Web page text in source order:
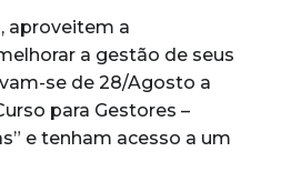
aproveitem a
a gestão de seus
se de 28/Agosto a
para Gestores –
e tenham acesso a um